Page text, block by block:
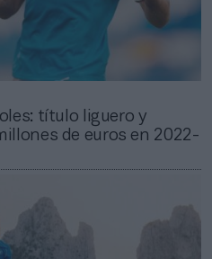
título liguero y
de euros en 2022-